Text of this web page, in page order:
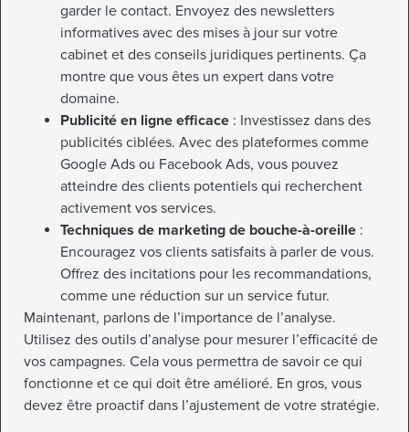
garder le contact. Envoyez des newsletters
informatives avec des mises à jour sur votre
cabinet et des conseils juridiques pertinents. Ça
montre que vous êtes un expert dans votre
domaine.
Publicité en ligne efficace : Investissez dans des
publicités ciblées. Avec des plateformes comme
Google Ads ou Facebook Ads, vous pouvez
atteindre des clients potentiels qui recherchent
activement vos services.
Techniques de marketing de bouche-à-oreille :
Encouragez vos clients satisfaits à parler de vous.
Offrez des incitations pour les recommandations,
comme une réduction sur un service futur.
Maintenant, parlons de l’importance de l’analyse.
Utilisez des outils d’analyse pour mesurer l’efficacité de
vos campagnes. Cela vous permettra de savoir ce qui
fonctionne et ce qui doit être amélioré. En gros, vous
devez être proactif dans l’ajustement de votre stratégie.